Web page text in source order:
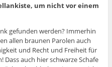
um nicht vor einem
gefunden werden? Immerhin
allen braunen Parolen auch
und Recht und Freiheit für
auch hier schwarze Schafe